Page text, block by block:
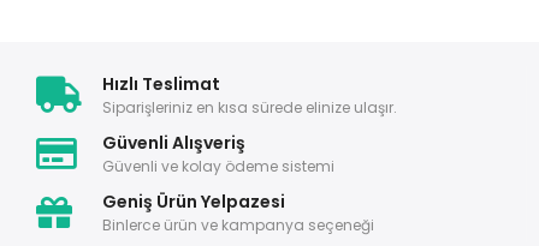
Hızlı Teslimat
Siparişleriniz en kısa sürede elinize ulaşır.
Güvenli Alışveriş
Güvenli ve kolay ödeme sistemi
Geniş Ürün Yelpazesi
Binlerce ürün ve kampanya seçeneği